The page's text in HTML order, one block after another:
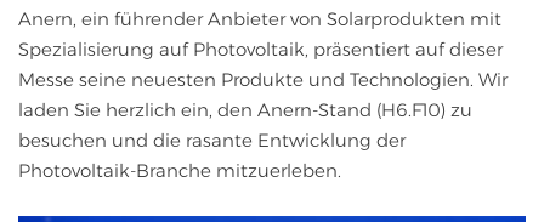
Anern, ein führender Anbieter von Solarprodukten mit
Spezialisierung auf Photovoltaik, präsentiert auf dieser
Messe seine neuesten Produkte und Technologien. Wir
laden Sie herzlich ein, den Anern-Stand (H6.F10) zu
besuchen und die rasante Entwicklung der
Photovoltaik-Branche mitzuerleben.